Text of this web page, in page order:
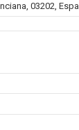
03202,